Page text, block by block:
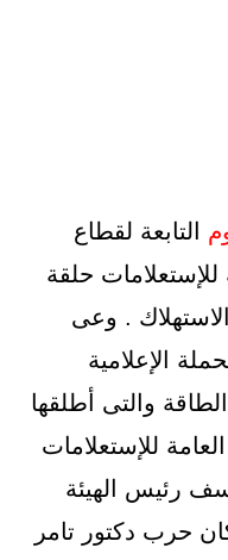
التابعة لقطاع
للإستعلامات حلقة
. وعى
الإعلامية
والتى أطلقها
للإستعلامات
رئيس الهيئة
حرب دكتور تامر